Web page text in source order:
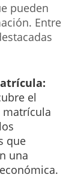
pueden
Entre
el
matrícula
que
una